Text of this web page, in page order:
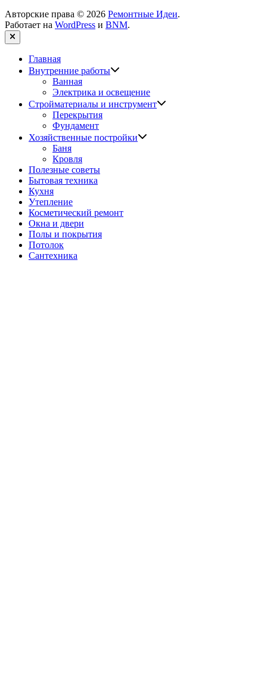
Авторские права © 2026 Ремонтные Идеи.
Работает на WordPress и BNM.
Закрыть
Главная
Внутренние работы
Ванная
Электрика и освещение
Стройматериалы и инструмент
Перекрытия
Фундамент
Хозяйственные постройки
Баня
Кровля
Полезные советы
Бытовая техника
Кухня
Утепление
Косметический ремонт
Окна и двери
Полы и покрытия
Потолок
Сантехника